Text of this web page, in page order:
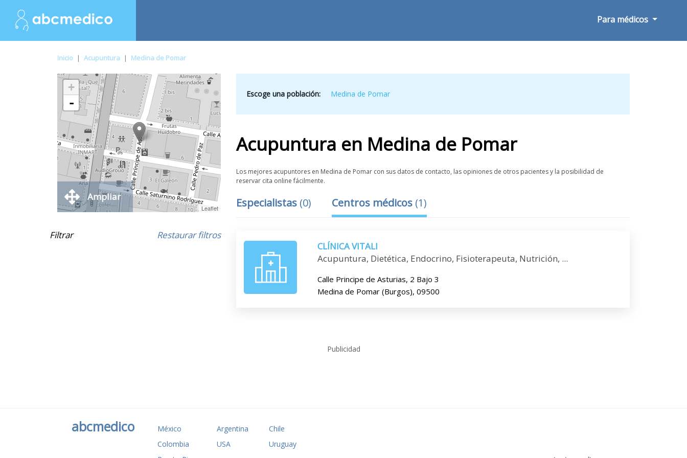
Para médicos
Inicio | Acupuntura | Medina de Pomar
+
-
Leaflet
Ampliar
Filtrar Restaurar filtros
Escoge una población: Medina de Pomar
Acupuntura en Medina de Pomar
Los mejores acupuntores en Medina de Pomar con sus datos de contacto, las opiniones de otros pacientes y la posibilidad de
reservar cita online fácilmente.
Especialistas (0) Centros médicos (1)
CLÍNICA VITALI
Acupuntura, Dietética, Endocrino, Fisioterapeuta, Nutrición, ...
Calle Principe de Asturias, 2 Bajo 3
Medina de Pomar (Burgos), 09500
Publicidad
abcmedico México Argentina
Chile
Colombia
USA
Uruguay